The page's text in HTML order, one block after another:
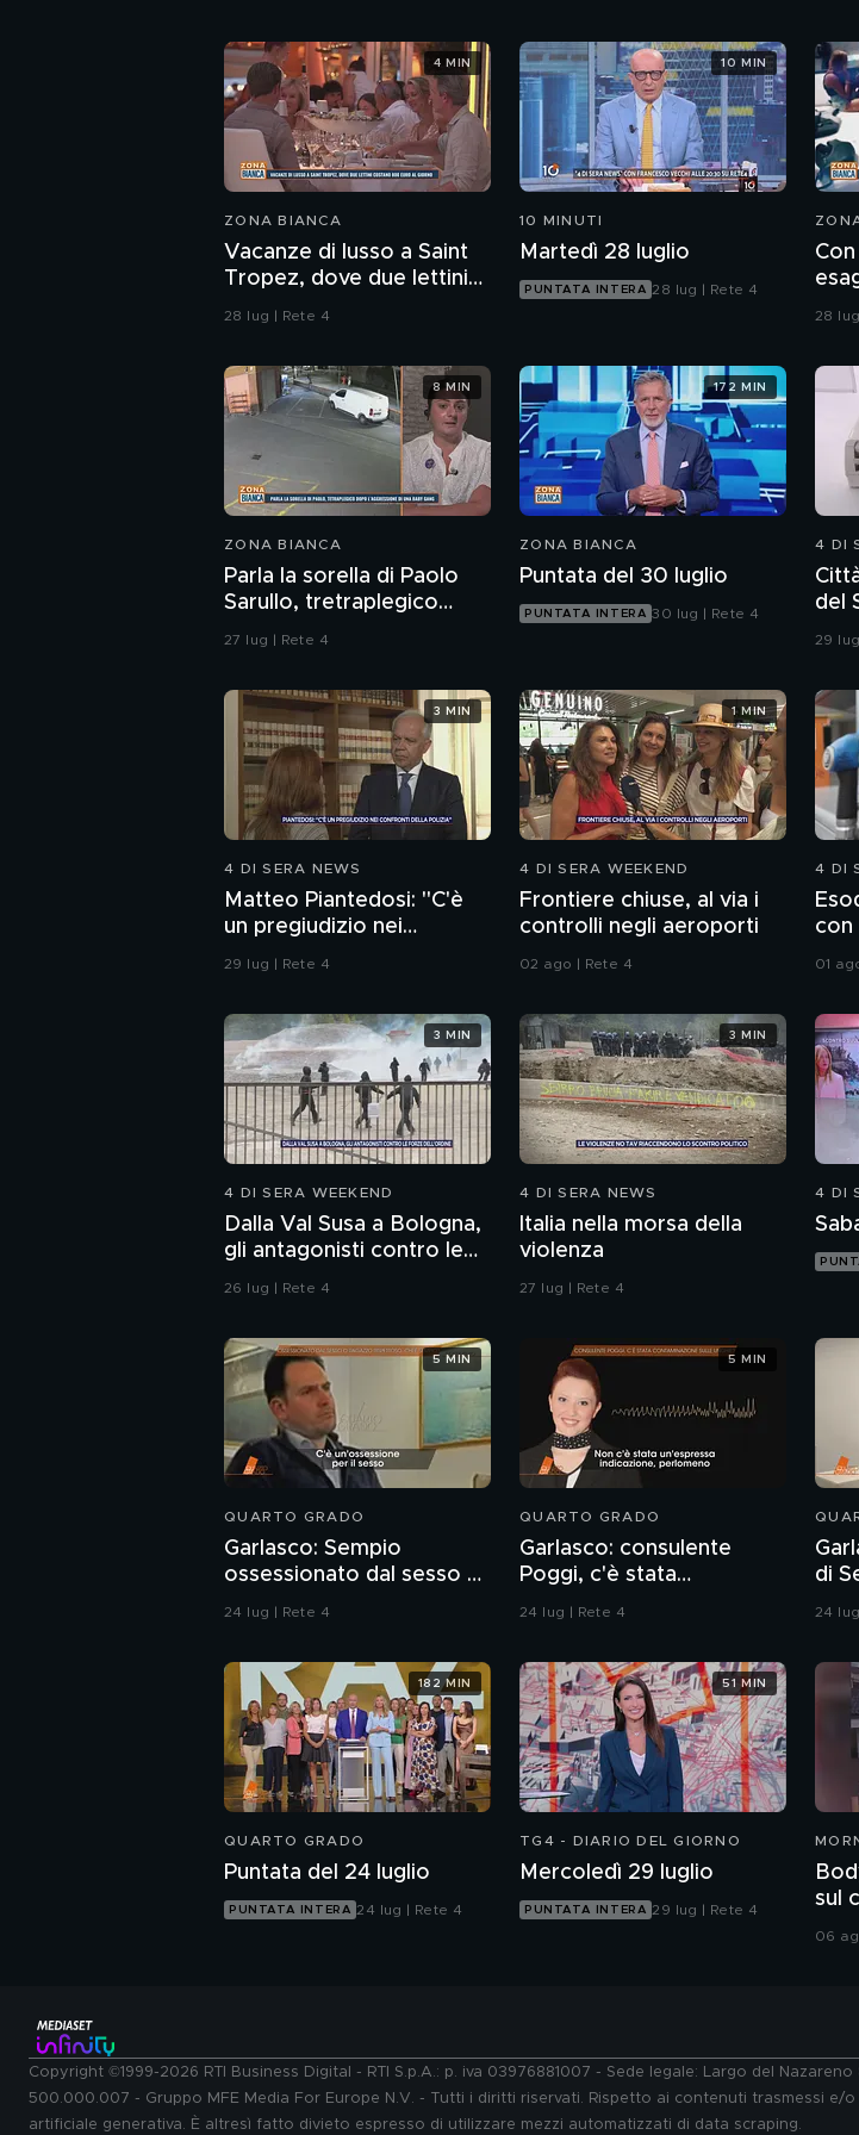
ZONA BIANCA
Vacanze di lusso a Saint
Tropez, dove due lettini
costano 800 euro al
28 lug | Rete 4
4 MIN
10 MINUTI
Martedì 28 luglio
PUNTATA INTERA 28 lug | Rete 4
10 MIN
28
ZONA BIANCA
Parla la sorella di Paolo
Sarullo, tretraplegico
dopo l'aggressione di una
27 lug | Rete 4
8 MIN
ZONA BIANCA
Puntata del 30 luglio
PUNTATA INTERA 30 lug | Rete 4
172 MIN
4 DI
del
29
4 DI SERA NEWS
Matteo Piantedosi: "C'è
un pregiudizio nei
confronti della polizia"
29 lug | Rete 4
3 MIN
4 DI SERA WEEKEND
Frontiere chiuse, al via i
controlli negli aeroporti
02 ago | Rete 4
1 MIN
4 DI
con
01
4 DI SERA WEEKEND
Dalla Val Susa a Bologna,
gli antagonisti contro le
forze dell'ordine
26 lug | Rete 4
3 MIN
4 DI SERA NEWS
Italia nella morsa della
violenza
27 lug | Rete 4
3 MIN
4 DI
QUARTO GRADO
Garlasco: Sempio
ossessionato dal sesso o
ragazzo rispettoso?
24 lug | Rete 4
5 MIN
QUARTO GRADO
Garlasco: consulente
Poggi, c'è stata
contaminazione sulle
24 lug | Rete 4
5 MIN
di
24
QUARTO GRADO
Puntata del 24 luglio
PUNTATA INTERA 24 lug | Rete 4
182 MIN
TG4 - DIARIO DEL GIORNO
Mercoledì 29 luglio
PUNTATA INTERA 29 lug | Rete 4
51 MIN
sul
06
Copyright ©1999-2026 RTI Business Digital - RTI S.p.A.: p. iva 03976881007 - Sede legale: Largo del
500.000.007 - Gruppo MFE Media For Europe N.V. - Tutti i diritti riservati. Rispetto ai contenuti trasmessi
artificiale generativa. È altresì fatto divieto espresso di utilizzare mezzi automatizzati di data scraping.